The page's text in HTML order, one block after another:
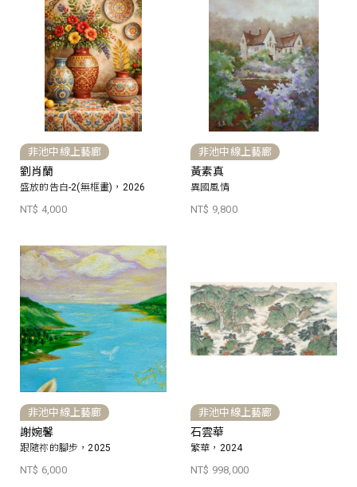
非池中線上藝廊
劉肖蘭
盛放的告白-2(無框畫)，2026
NT$ 4,000
非池中線上藝廊
黃素真
異國風情
NT$ 9,800
非池中線上藝廊
謝婉馨
跟隨祢的腳步，2025
NT$ 6,000
非池中線上藝廊
石雲華
繁華，2024
NT$ 998,000